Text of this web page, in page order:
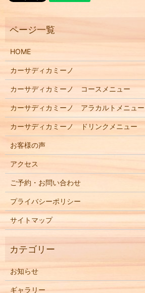
HOME
カーサディカミーノ
カーサディカミーノ コースメニュー
カーサディカミーノ アラカルトメニュー
カーサディカミーノ ドリンクメニュー
お客様の声
アクセス
ご予約・お問い合わせ
プライバシーポリシー
サイトマップ
お知らせ
ギャラリー